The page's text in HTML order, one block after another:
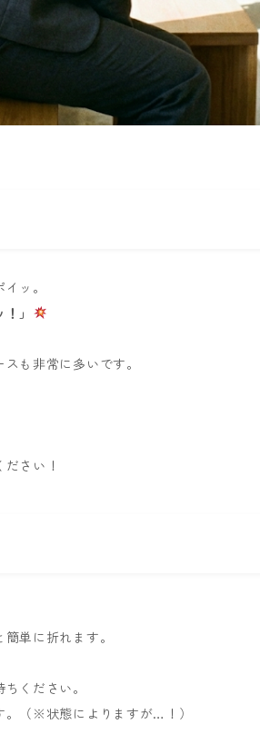
ッ。
」
も非常に多いです。
さい！
単に折れます。
ください。
。（※状態によりますが…！）